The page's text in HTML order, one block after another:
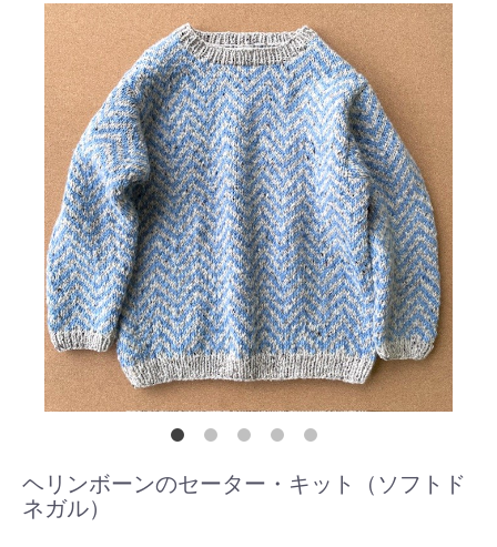
ヘリンボーンのセーター・キット（ソフトド
ネガル）